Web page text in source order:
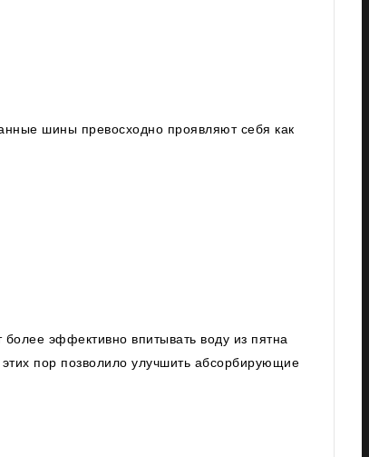
шины превосходно проявляют себя как
эффективно впитывать воду из пятна
пор позволило улучшить абсорбирующие